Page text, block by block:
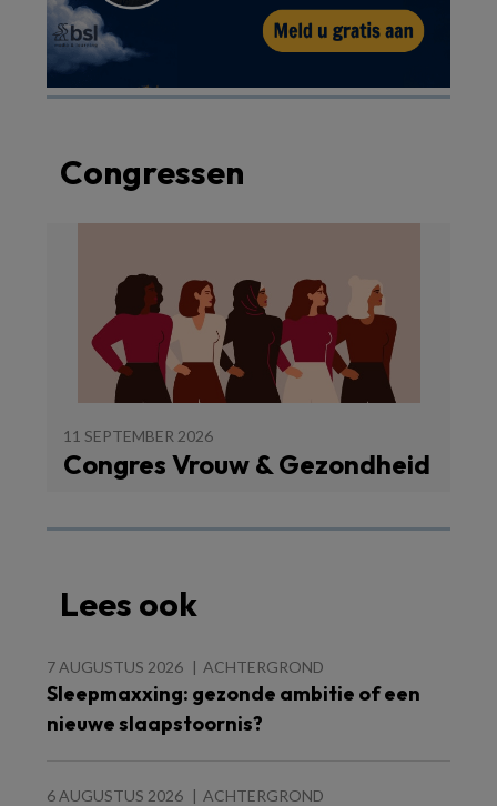
Congressen
11 SEPTEMBER 2026
Congres Vrouw & Gezondheid
Lees ook
7 AUGUSTUS 2026 ACHTERGROND
Sleepmaxxing: gezonde ambitie of een
nieuwe slaapstoornis?
6 AUGUSTUS 2026 ACHTERGROND